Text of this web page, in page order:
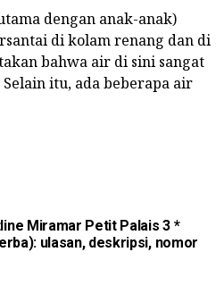
dengan anak-anak)
di kolam renang dan di
bahwa air di sini sangat
itu, ada beberapa air
Miramar Petit Palais 3 *
ulasan, deskripsi, nomor